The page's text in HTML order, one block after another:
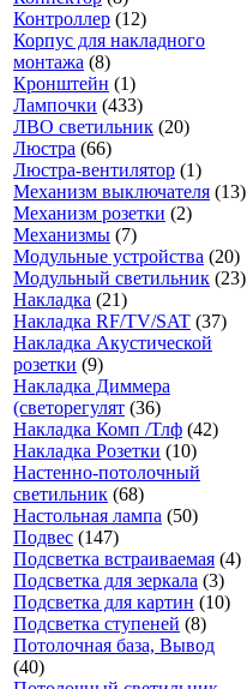
Контроллер (12)
Корпус для накладного
монтажа (8)
Кронштейн (1)
Лампочки (433)
ЛВО светильник (20)
Люстра (66)
Люстра-вентилятор (1)
Механизм выключателя (13)
Механизм розетки (2)
Механизмы (7)
Модульные устройства (20)
Модульный светильник (23)
Накладка (21)
Накладка RF/TV/SAT (37)
Накладка Акустической
розетки (9)
Накладка Диммера
(светорегулят (36)
Накладка Комп /Тлф (42)
Накладка Розетки (10)
Настенно-потолочный
светильник (68)
Настольная лампа (50)
Подвес (147)
Подсветка встраиваемая (4)
Подсветка для зеркала (3)
Подсветка для картин (10)
Подсветка ступеней (8)
Потолочная база, Вывод
(40)